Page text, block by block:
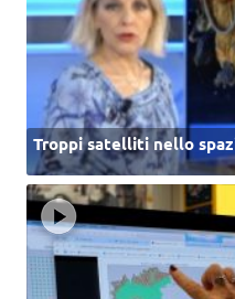
Troppi satelliti nello